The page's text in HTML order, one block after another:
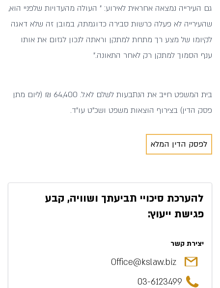
גם העירייה נמצאה אחראית לאירוע: " העולה מהעדויות שלפניי הוא,
שהעירייה לא פעלה כרשות סבירה כדוגמתה, במובן זה שלא דאגה
לקיומו של מצע רך מתחת למתקן וראתה לנכון לגזום את אותו
ענף הסמוך למתקן רק לאחר התאונה."
בית המשפט חייב את הנתבעות לשלם לא.ל. 64,400 ₪ (ליום מתן
פסק הדין) בצירוף הוצאות משפט ושכ"ט עו"ד.
לפסק הדין המלא
להערכת סיכויי תביעתך ושוויה, קבע
פגישת ייעוץ:
יצירת קשר
Office@kslaw.biz
03-6123499